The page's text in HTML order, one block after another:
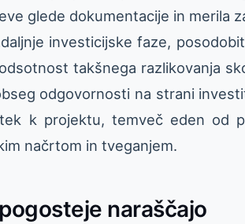
glede dokumentacije in merila
investicijske faze,
takšnega razlikovanja
odgovornosti na strani
k projektu, temveč eden od
načrtom in tveganjem.
naraščajo